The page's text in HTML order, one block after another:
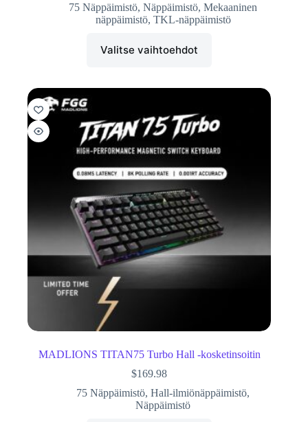
75 Näppäimistö,Näppäimistö,Mekaaninen
näppäimistö, TKL-näppäimistö
Valitse vaihtoehdot
MADLIONS TITAN75 Turbo Hall -kosketinsoitin
$169.98
75 Näppäimistö,Hall-ilmiönäppäimistö,
Näppäimistö